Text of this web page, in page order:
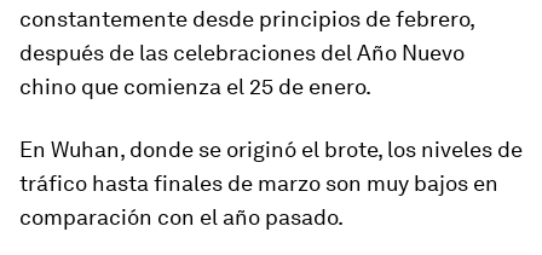
constantemente desde principios de febrero,
después de las celebraciones del Año Nuevo
chino que comienza el 25 de enero.
En Wuhan, donde se originó el brote, los niveles de
tráfico hasta finales de marzo son muy bajos en
comparación con el año pasado.